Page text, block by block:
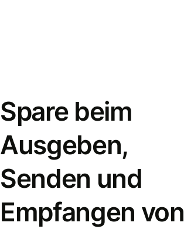
Spare beim
Ausgeben,
Senden und
Empfangen von